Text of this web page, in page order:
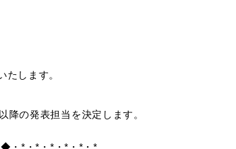
たします。
の発表担当を決定します。